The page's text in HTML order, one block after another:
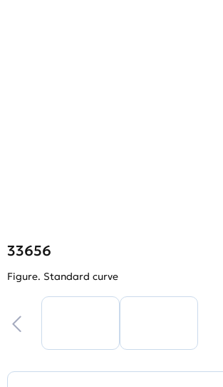
33656
Figure. Standard curve